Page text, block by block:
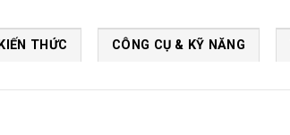
KIẾN THỨC CÔNG CỤ & KỸ NĂNG